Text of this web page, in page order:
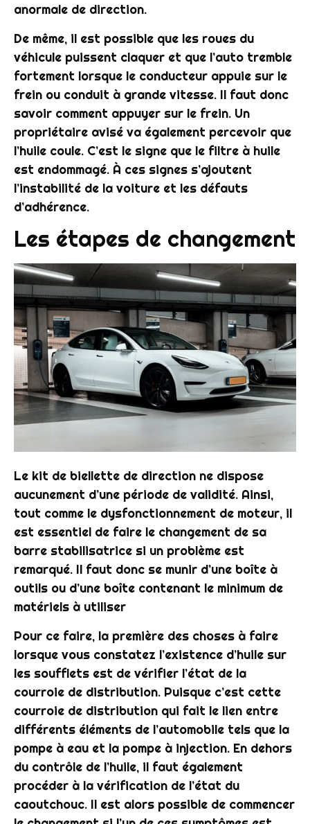
anormale de direction.
De même, il est possible que les roues du
véhicule puissent claquer et que l’auto tremble
fortement lorsque le conducteur appuie sur le
frein ou conduit à grande vitesse. Il faut donc
savoir comment appuyer sur le frein. Un
propriétaire avisé va également percevoir que
l’huile coule. C’est le signe que le filtre à huile
est endommagé. À ces signes s’ajoutent
l’instabilité de la voiture et les défauts
d’adhérence.
Les étapes de changement
Le kit de biellette de direction ne dispose
aucunement d’une période de validité. Ainsi,
tout comme le dysfonctionnement de moteur, il
est essentiel de faire le changement de sa
barre stabilisatrice si un problème est
remarqué. Il faut donc se munir d’une boîte à
outils ou d’une boîte contenant le minimum de
matériels à utiliser
Pour ce faire, la première des choses à faire
lorsque vous constatez l’existence d’huile sur
les soufflets est de vérifier l’état de la
courroie de distribution. Puisque c’est cette
courroie de distribution qui fait le lien entre
différents éléments de l’automobile tels que la
pompe à eau et la pompe à injection. En dehors
du contrôle de l’huile, il faut également
procéder à la vérification de l’état du
caoutchouc. Il est alors possible de commencer